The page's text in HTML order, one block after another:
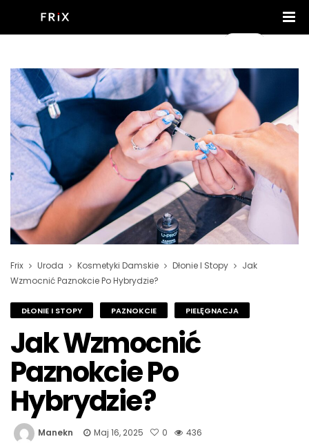
Frix Uroda Kosmetyki Damskie Dłonie I Stopy
Jak
Wzmocnić Paznokcie Po Hybrydzie?
DŁONIE I STOPY PAZNOKCIE PIELĘGNACJA
Jak Wzmocnić
Paznokcie Po
Hybrydzie?
Manekn Maj 16, 2025 0 436